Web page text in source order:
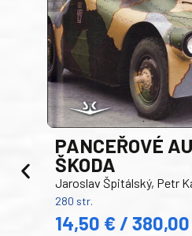
PANCEŘOVÉ
ŠKODA
Jaroslav Špitálský, Petr
280 str.
14,50 € /